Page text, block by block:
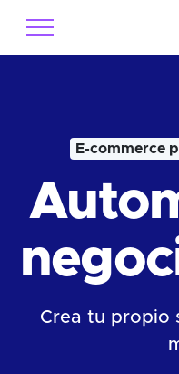
E-commerce
Crea tu propio